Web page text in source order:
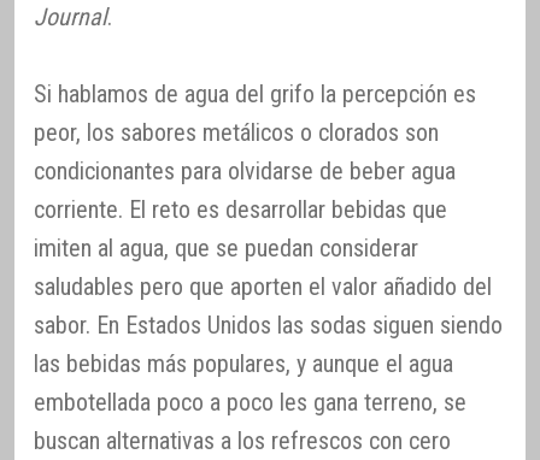
Journal.
Si hablamos de agua del grifo la percepción es
peor, los sabores metálicos o clorados son
condicionantes para olvidarse de beber agua
corriente. El reto es desarrollar bebidas que
imiten al agua, que se puedan considerar
saludables pero que aporten el valor añadido del
sabor. En Estados Unidos las sodas siguen siendo
las bebidas más populares, y aunque el agua
embotellada poco a poco les gana terreno, se
buscan alternativas a los refrescos con cero